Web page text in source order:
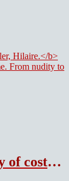
to raiment